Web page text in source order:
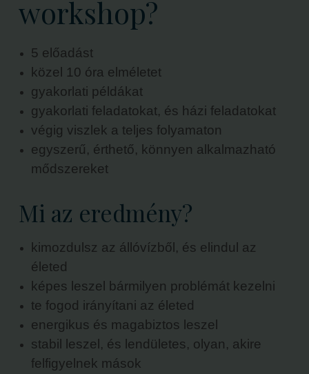
workshop?
5 előadást
közel 10 óra elméletet
gyakorlati példákat
gyakorlati feladatokat, és házi feladatokat
végig viszlek a teljes folyamaton
egyszerű, érthető, könnyen alkalmazható
mődszereket
Mi az eredmény?
kimozdulsz az állóvízből, és elindul az
életed
képes leszel bármilyen problémát kezelni
te fogod irányítani az életed
energikus és magabiztos leszel
stabil leszel, és lendületes, olyan, akire
felfigyelnek mások